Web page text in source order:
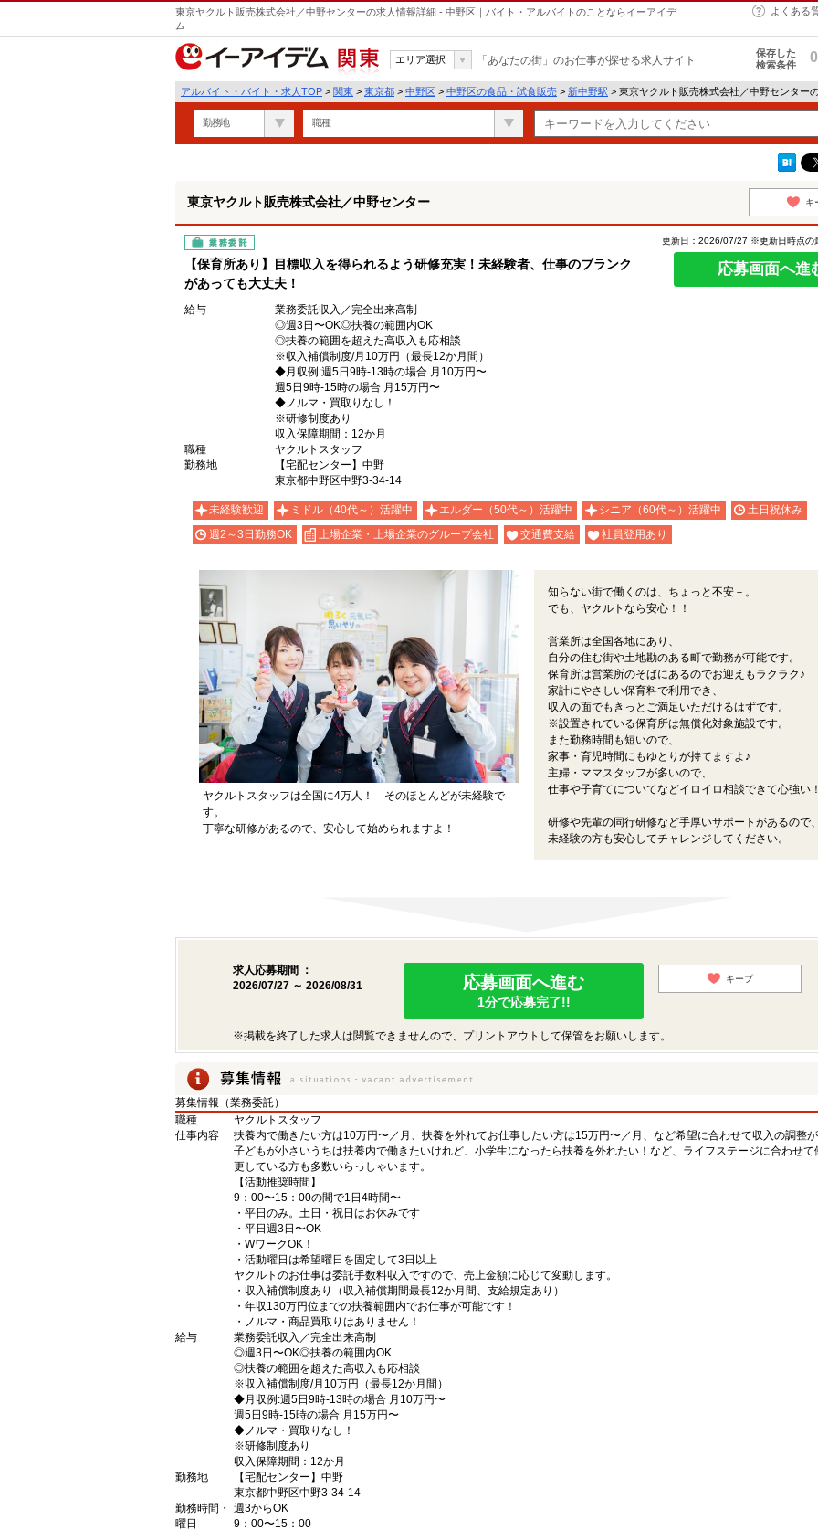
東京ヤクルト販売株式会社／中野センターの求人情報詳細 - 中野区｜バイト・アルバイトのことならイーアイデ
ム
よくある
関東
エリア選択 「あなたの街」のお仕事が探せる求人サイト
保存した
検索条件
0
アルバイト・バイト・求人TOP > 関東 > 東京都 > 中野区 > 中野区の食品・試食販売 > 新中野駅 > 東京ヤクルト販売株式会社／中野センター
勤務地 職種
東京ヤクルト販売株式会社／中野センター キ
業務委託
【保育所あり】目標収入を得られるよう研修充実！未経験者、仕事のブランク
があっても大丈夫！
更新日：2026/07/27 ※更新日時点の
応募画面へ進
給与
業務委託収入／完全出来高制
◎週3日〜OK◎扶養の範囲内OK
◎扶養の範囲を超えた高収入も応相談
※収入補償制度/月10万円（最長12か月間）
◆月収例:週5日9時-13時の場合 月10万円〜
週5日9時-15時の場合 月15万円〜
◆ノルマ・買取りなし！
※研修制度あり
収入保障期間：12か月
職種
ヤクルトスタッフ
勤務地
【宅配センター】中野
東京都中野区中野3-34-14
未経験歓迎 ミドル（40代～）活躍中 エルダー（50代～）活躍中 シニア（60代～）活躍中
土日祝休み
週2～3日勤務OK
上場企業・上場企業のグループ会社 交通費支給 社員登用あり
ヤクルトスタッフは全国に4万人！ そのほとんどが未経験で
す。
丁寧な研修があるので、安心して始められますよ！
知らない街で働くのは、ちょっと不安－。
でも、ヤクルトなら安心！！
営業所は全国各地にあり、
自分の住む街や土地勘のある町で勤務が可能です。
保育所は営業所のそばにあるのでお迎えもラクラク♪
家計にやさしい保育料で利用でき、
収入の面でもきっとご満足いただけるはずです。
※設置されている保育所は無償化対象施設です。
また勤務時間も短いので、
家事・育児時間にもゆとりが持てますよ♪
主婦・ママスタッフが多いので、
仕事や子育てについてなどイロイロ相談できて心強い！
研修や先輩の同行研修など手厚いサポートがあるので、
未経験の方も安心してチャレンジしてください。
求人応募期間 ：
2026/07/27 ～ 2026/08/31
応募画面へ進む
1分で応募完了!!
キープ
※掲載を終了した求人は閲覧できませんので、プリントアウトして保管をお願いします。
募集情報（業務委託）
職種
ヤクルトスタッフ
仕事内容
扶養内で働きたい方は10万円〜／月、扶養を外れてお仕事したい方は15万円〜／月、など希望に合わせて収入の調整が
子どもが小さいうちは扶養内で働きたいけれど、小学生になったら扶養を外れたい！など、ライフステージに合わせて
更している方も多数いらっしゃいます。
【活動推奨時間】
9：00〜15：00の間で1日4時間〜
・平日のみ。土日・祝日はお休みです
・平日週3日〜OK
・WワークOK！
・活動曜日は希望曜日を固定して3日以上
ヤクルトのお仕事は委託手数料収入ですので、売上金額に応じて変動します。
・収入補償制度あり（収入補償期間最長12か月間、支給規定あり）
・年収130万円位までの扶養範囲内でお仕事が可能です！
・ノルマ・商品買取りはありません！
給与
業務委託収入／完全出来高制
◎週3日〜OK◎扶養の範囲内OK
◎扶養の範囲を超えた高収入も応相談
※収入補償制度/月10万円（最長12か月間）
◆月収例:週5日9時-13時の場合 月10万円〜
週5日9時-15時の場合 月15万円〜
◆ノルマ・買取りなし！
※研修制度あり
収入保障期間：12か月
勤務地
【宅配センター】中野
東京都中野区中野3-34-14
勤務時間・
曜日
週3からOK
9：00〜15：00